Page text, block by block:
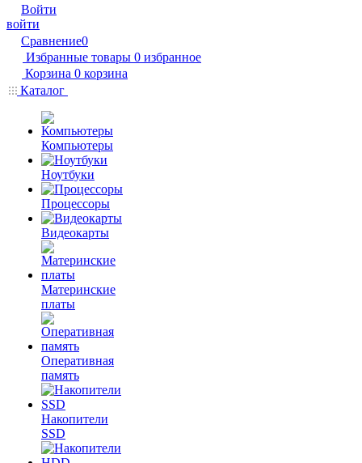
Войти
войти
Сравнение0
Избранные товары 0 избранное
Корзина 0 корзина
Каталог
Компьютеры
Ноутбуки
Процессоры
Видеокарты
Материнские
платы
Оперативная
память
Накопители
SSD